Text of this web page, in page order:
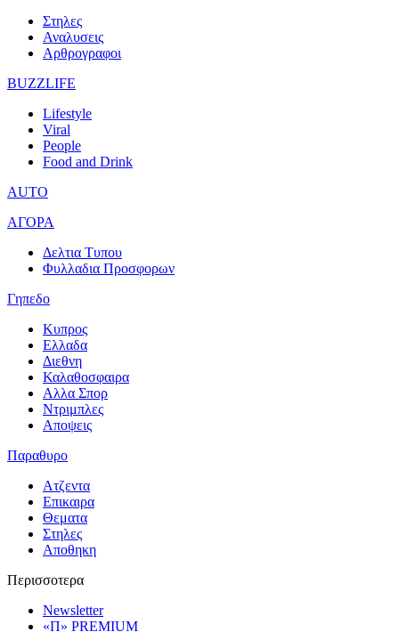
Στηλες
Αναλυσεις
Αρθρογραφοι
BUZZLIFE
Lifestyle
Viral
People
Food and Drink
AUTO
ΑΓΟΡΑ
Δελτια Τυπου
Φυλλαδια Προσφορων
Γηπεδο
Κυπρος
Ελλαδα
Διεθνη
Καλαθοσφαιρα
Αλλα Σπορ
Ντριμπλες
Αποψεις
Παραθυρο
Ατζεντα
Επικαιρα
Θεματα
Στηλες
Αποθηκη
Περισσοτερα
Newsletter
«Π» PREMIUM